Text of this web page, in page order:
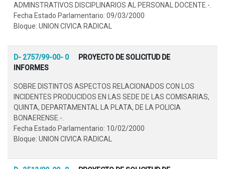
ADMINSTRATIVOS DISCIPLINARIOS AL PERSONAL DOCENTE.-.
Fecha Estado Parlamentario: 09/03/2000
Bloque: UNION CIVICA RADICAL
D- 2757/99-00- 0
PROYECTO DE SOLICITUD DE
INFORMES
SOBRE DISTINTOS ASPECTOS RELACIONADOS CON LOS
INCIDENTES PRODUCIDOS EN LAS SEDE DE LAS COMISARIAS,
QUINTA, DEPARTAMENTAL LA PLATA, DE LA POLICIA
BONAERENSE.-.
Fecha Estado Parlamentario: 10/02/2000
Bloque: UNION CIVICA RADICAL